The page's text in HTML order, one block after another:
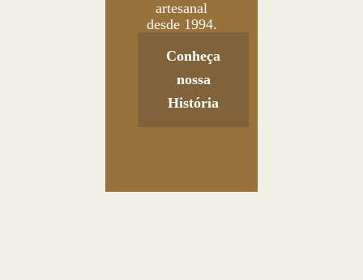
artesanal
desde 1994.
Conheça
nossa
História